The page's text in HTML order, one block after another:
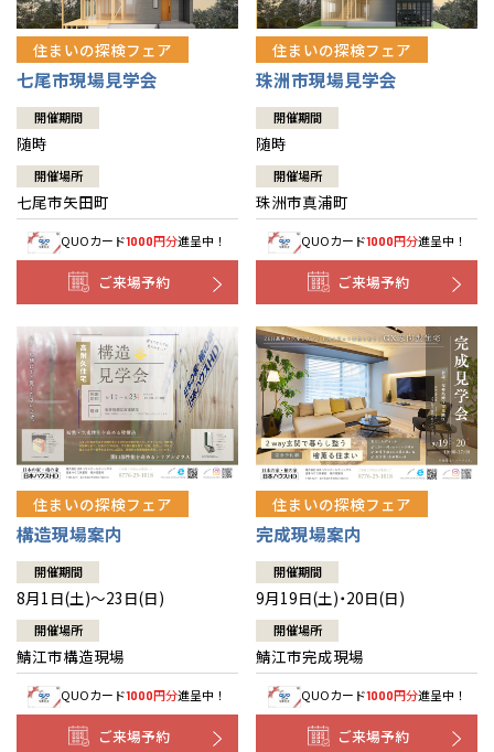
住まいの探検フェア
七尾市現場見学会
開催期間
随時
開催場所
七尾市矢田町
QUOカード1000円分進呈中！
ご来場予約
住まいの探検フェア
珠洲市現場見学会
開催期間
随時
開催場所
珠洲市真浦町
QUOカード1000円分進呈中！
ご来場予約
住まいの探検フェア
構造現場案内
開催期間
8月1日(土)～23日(日)
開催場所
鯖江市構造現場
QUOカード1000円分進呈中！
ご来場予約
住まいの探検フェア
完成現場案内
開催期間
9月19日(土)・20日(日)
開催場所
鯖江市完成現場
QUOカード1000円分進呈中！
ご来場予約